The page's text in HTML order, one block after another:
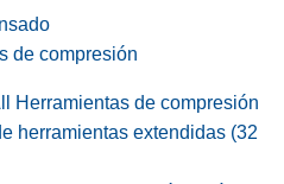
de compresión
Herramientas de compresión
herramientas extendidas (32